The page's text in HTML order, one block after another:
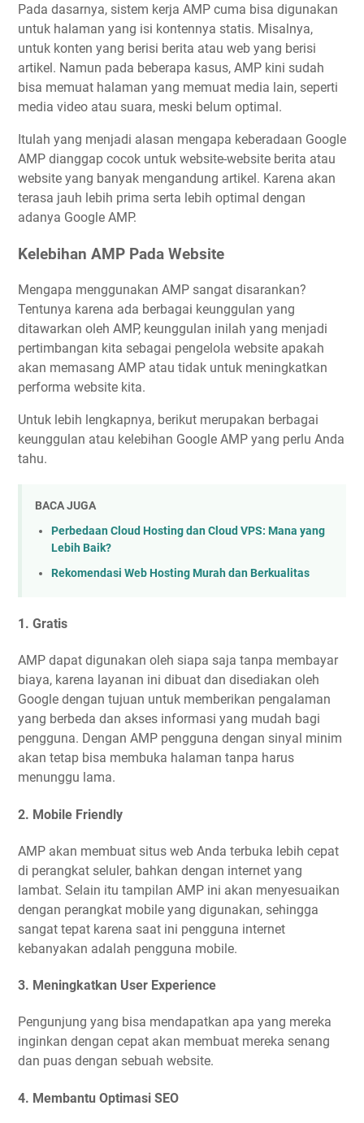
Pada dasarnya, sistem kerja AMP cuma bisa digunakan
untuk halaman yang isi kontennya statis. Misalnya,
untuk konten yang berisi berita atau web yang berisi
artikel. Namun pada beberapa kasus, AMP kini sudah
bisa memuat halaman yang memuat media lain, seperti
media video atau suara, meski belum optimal.
Itulah yang menjadi alasan mengapa keberadaan Google
AMP dianggap cocok untuk website-website berita atau
website yang banyak mengandung artikel. Karena akan
terasa jauh lebih prima serta lebih optimal dengan
adanya Google AMP.
Kelebihan AMP Pada Website
Mengapa menggunakan AMP sangat disarankan?
Tentunya karena ada berbagai keunggulan yang
ditawarkan oleh AMP, keunggulan inilah yang menjadi
pertimbangan kita sebagai pengelola website apakah
akan memasang AMP atau tidak untuk meningkatkan
performa website kita.
Untuk lebih lengkapnya, berikut merupakan berbagai
keunggulan atau kelebihan Google AMP yang perlu Anda
tahu.
BACA JUGA
Perbedaan Cloud Hosting dan Cloud VPS: Mana yang
Lebih Baik?
Rekomendasi Web Hosting Murah dan Berkualitas
1. Gratis
AMP dapat digunakan oleh siapa saja tanpa membayar
biaya, karena layanan ini dibuat dan disediakan oleh
Google dengan tujuan untuk memberikan pengalaman
yang berbeda dan akses informasi yang mudah bagi
pengguna. Dengan AMP pengguna dengan sinyal minim
akan tetap bisa membuka halaman tanpa harus
menunggu lama.
2. Mobile Friendly
AMP akan membuat situs web Anda terbuka lebih cepat
di perangkat seluler, bahkan dengan internet yang
lambat. Selain itu tampilan AMP ini akan menyesuaikan
dengan perangkat mobile yang digunakan, sehingga
sangat tepat karena saat ini pengguna internet
kebanyakan adalah pengguna mobile.
3. Meningkatkan User Experience
Pengunjung yang bisa mendapatkan apa yang mereka
inginkan dengan cepat akan membuat mereka senang
dan puas dengan sebuah website.
4. Membantu Optimasi SEO